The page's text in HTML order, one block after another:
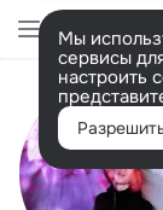
Мы
сервисы
настроить